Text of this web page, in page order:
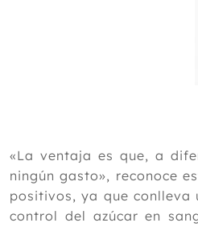
«La ventaja es que, a
ningún gasto», reconoce
positivos, ya que conlleva
control del azúcar en